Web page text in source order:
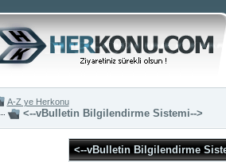
A-Z ye Herkonu
<--vBulletin Bilgilendirme Sistemi-->
<--vBulletin Bilgilendirme